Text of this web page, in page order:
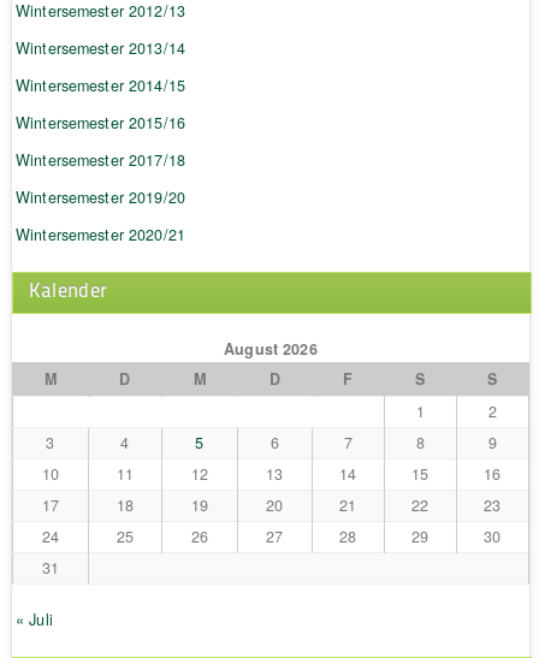
Wintersemester 2012/13
Wintersemester 2013/14
Wintersemester 2014/15
Wintersemester 2015/16
Wintersemester 2017/18
Wintersemester 2019/20
Wintersemester 2020/21
Kalender
August 2026
M
D M D F S
S
1
2
3
4 5 6 7 8
9
10
11 12 13 14 15
16
17
18 19 20 21 22
23
24
25 26 27 28 29
30
31
« Juli